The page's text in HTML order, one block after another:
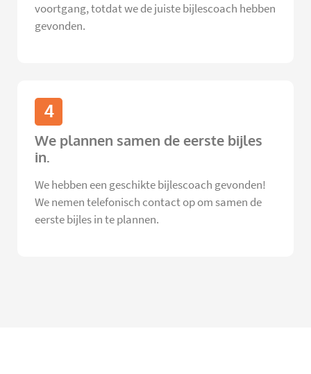
voortgang, totdat we de juiste bijlescoach hebben
gevonden.
4
We plannen samen de eerste bijles
in.
We hebben een geschikte bijlescoach gevonden!
We nemen telefonisch contact op om samen de
eerste bijles in te plannen.